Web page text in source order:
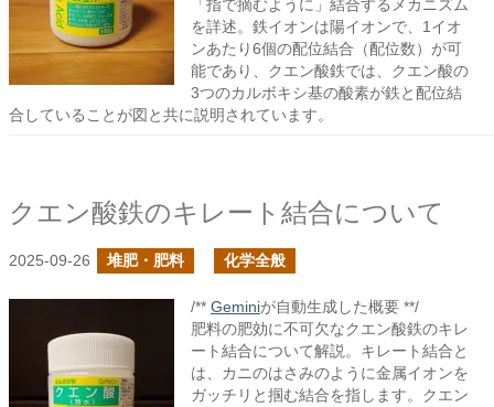
「指で摘むように」結合するメカニズム
を詳述。鉄イオンは陽イオンで、1イオ
ンあたり6個の配位結合（配位数）が可
能であり、クエン酸鉄では、クエン酸の
3つのカルボキシ基の酸素が鉄と配位結
合していることが図と共に説明されています。
クエン酸鉄のキレート結合について
2025-09-26 堆肥・肥料 化学全般
/** Geminiが自動生成した概要 **/
肥料の肥効に不可欠なクエン酸鉄のキレ
ート結合について解説。キレート結合と
は、カニのはさみのように金属イオンを
ガッチリと掴む結合を指します。クエン